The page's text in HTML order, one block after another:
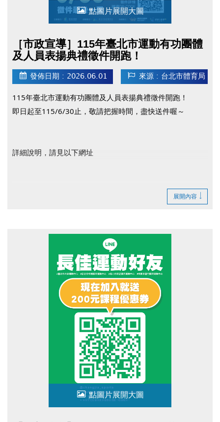
點圖片展開大圖
［市政宣導］115年臺北市運動有功團體
及人員表揚典禮徵件開跑！
發佈日期 : 2026.06.01 來源 : 台北市體育局
115年臺北市運動有功團體及人員表揚典禮徵件開跑！
即日起至115/6/30止，敬請把握時間，盡快送件喔～
詳細說明，請見以下網址
臺北市運動有功團體及人員表揚典禮FB粉絲專頁(開啟新視
展開內容
點圖片展開大圖